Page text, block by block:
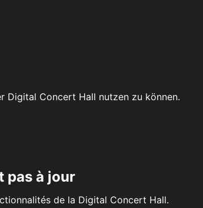
Digital Concert Hall nutzen zu können.
pas à jour
de la Digital Concert Hall.